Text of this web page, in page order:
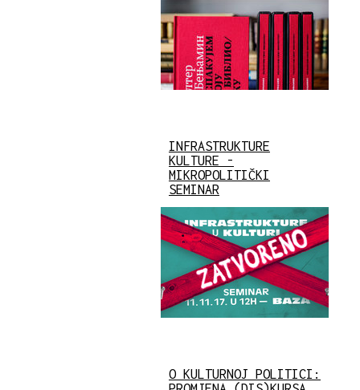
INFRASTRUKTURE
KULTURE -
MIKROPOLITIČKI
SEMINAR
O KULTURNOJ POLITICI: